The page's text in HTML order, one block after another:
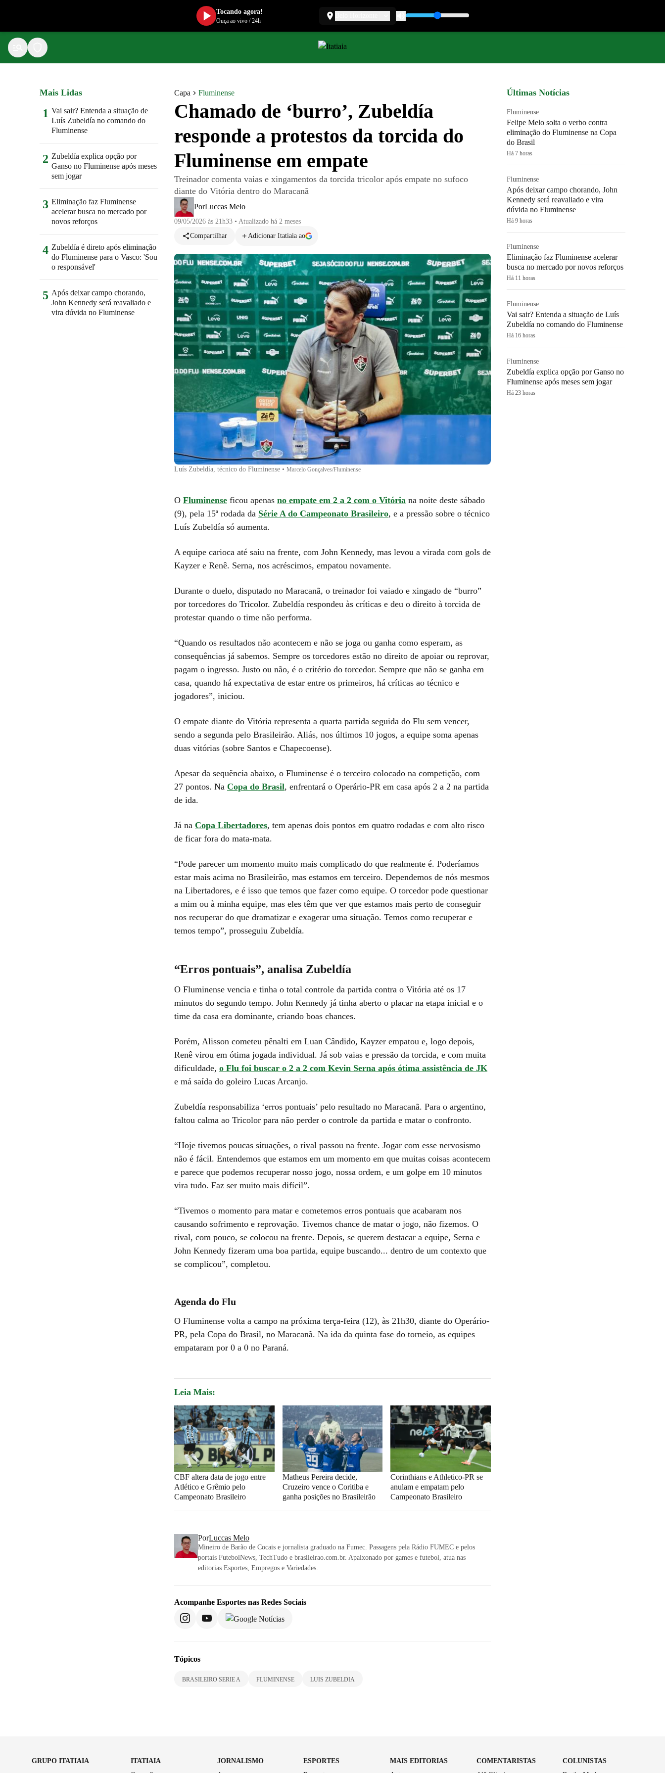
Capa Fluminense
Chamado de ‘burro’, Zubeldía
responde a protestos da torcida do
Fluminense em empate
Treinador comenta vaias e xingamentos da torcida tricolor após empate no sufoco
diante do Vitória dentro do Maracanã
PorLuccas Melo
09/05/2026 às 21h33 • Atualizado há 2 meses
Compartilhar
Adicionar Itatiaia ao
Luís Zubeldía, técnico do Fluminense • Marcelo Gonçalves/Fluminense
O Fluminense ficou apenas no empate em 2 a 2 com o Vitória na noite deste sábado
(9), pela 15ª rodada da Série A do Campeonato Brasileiro, e a pressão sobre o técnico
Luís Zubeldía só aumenta.
A equipe carioca até saiu na frente, com John Kennedy, mas levou a virada com gols de
Kayzer e Renê. Serna, nos acréscimos, empatou novamente.
Durante o duelo, disputado no Maracanã, o treinador foi vaiado e xingado de “burro”
por torcedores do Tricolor. Zubeldía respondeu às críticas e deu o direito à torcida de
protestar quando o time não performa.
“Quando os resultados não acontecem e não se joga ou ganha como esperam, as
consequências já sabemos. Sempre os torcedores estão no direito de apoiar ou reprovar,
pagam o ingresso. Justo ou não, é o critério do torcedor. Sempre que não se ganha em
casa, quando há expectativa de estar entre os primeiros, há críticas ao técnico e
jogadores”, iniciou.
O empate diante do Vitória representa a quarta partida seguida do Flu sem vencer,
sendo a segunda pelo Brasileirão. Aliás, nos últimos 10 jogos, a equipe soma apenas
duas vitórias (sobre Santos e Chapecoense).
Apesar da sequência abaixo, o Fluminense é o terceiro colocado na competição, com
27 pontos. Na Copa do Brasil, enfrentará o Operário-PR em casa após 2 a 2 na partida
de ida.
Já na Copa Libertadores, tem apenas dois pontos em quatro rodadas e com alto risco
de ficar fora do mata-mata.
“Pode parecer um momento muito mais complicado do que realmente é. Poderíamos
estar mais acima no Brasileirão, mas estamos em terceiro. Dependemos de nós mesmos
na Libertadores, e é isso que temos que fazer como equipe. O torcedor pode questionar
a mim ou à minha equipe, mas eles têm que ver que estamos mais perto de conseguir
nos recuperar do que dramatizar e exagerar uma situação. Temos como recuperar e
temos tempo”, prosseguiu Zubeldía.
“Erros pontuais”, analisa Zubeldía
O Fluminense vencia e tinha o total controle da partida contra o Vitória até os 17
minutos do segundo tempo. John Kennedy já tinha aberto o placar na etapa inicial e o
time da casa era dominante, criando boas chances.
Porém, Alisson cometeu pênalti em Luan Cândido, Kayzer empatou e, logo depois,
Renê virou em ótima jogada individual. Já sob vaias e pressão da torcida, e com muita
dificuldade, o Flu foi buscar o 2 a 2 com Kevin Serna após ótima assistência de JK
e má saída do goleiro Lucas Arcanjo.
Zubeldía responsabiliza ‘erros pontuais’ pelo resultado no Maracanã. Para o argentino,
faltou calma ao Tricolor para não perder o controle da partida e matar o confronto.
“Hoje tivemos poucas situações, o rival passou na frente. Jogar com esse nervosismo
não é fácil. Entendemos que estamos em um momento em que muitas coisas acontecem
e parece que podemos recuperar nosso jogo, nossa ordem, e um golpe em 10 minutos
vira tudo. Faz ser muito mais difícil”.
“Tivemos o momento para matar e cometemos erros pontuais que acabaram nos
causando sofrimento e reprovação. Tivemos chance de matar o jogo, não fizemos. O
rival, com pouco, se colocou na frente. Depois, se querem destacar a equipe, Serna e
John Kennedy fizeram uma boa partida, equipe buscando... dentro de um contexto que
se complicou”, completou.
Agenda do Flu
O Fluminense volta a campo na próxima terça-feira (12), às 21h30, diante do Operário-
PR, pela Copa do Brasil, no Maracanã. Na ida da quinta fase do torneio, as equipes
empataram por 0 a 0 no Paraná.
Leia Mais:
CBF altera data de jogo entre
Atlético e Grêmio pelo
Campeonato Brasileiro
Matheus Pereira decide,
Cruzeiro vence o Coritiba e
ganha posições no Brasileirão
Corinthians e Athletico-PR se
anulam e empatam pelo
Campeonato Brasileiro
PorLuccas Melo
Mineiro de Barão de Cocais e jornalista graduado na Fumec. Passagens pela Rádio FUMEC e pelos
portais FutebolNews, TechTudo e brasileirao.com.br. Apaixonado por games e futebol, atua nas
editorias Esportes, Empregos e Variedades.
Acompanhe Esportes nas Redes Sociais
Tópicos
BRASILEIRO SERIE A FLUMINENSE LUIS ZUBELDIA
Mais Lidas
1 Vai sair? Entenda a situação de
Luís Zubeldía no comando do
Fluminense
2 Zubeldía explica opção por
Ganso no Fluminense após meses
sem jogar
3 Eliminação faz Fluminense
acelerar busca no mercado por
novos reforços
4 Zubeldía é direto após eliminação
do Fluminense para o Vasco: 'Sou
o responsável'
5 Após deixar campo chorando,
John Kennedy será reavaliado e
vira dúvida no Fluminense
Últimas Notícias
Fluminense
Felipe Melo solta o verbo contra
eliminação do Fluminense na Copa
do Brasil
Há 7 horas
Fluminense
Após deixar campo chorando, John
Kennedy será reavaliado e vira
dúvida no Fluminense
Há 9 horas
Fluminense
Eliminação faz Fluminense acelerar
busca no mercado por novos reforços
Há 11 horas
Fluminense
Vai sair? Entenda a situação de Luís
Zubeldía no comando do Fluminense
Há 16 horas
Fluminense
Zubeldía explica opção por Ganso no
Fluminense após meses sem jogar
Há 23 horas
GRUPO ITATIAIA
ITATIAIA
JORNALISMO
ESPORTES
MAIS EDITORIAS
COMENTARISTAS
COLUNISTAS
Tocando agora!
Ouça ao vivo/24h